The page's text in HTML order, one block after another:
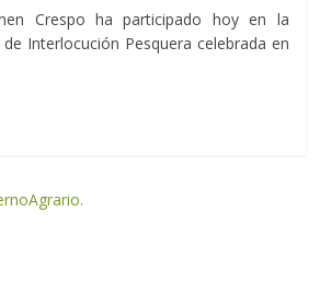
Crespo ha participado hoy en la
Interlocución Pesquera celebrada en